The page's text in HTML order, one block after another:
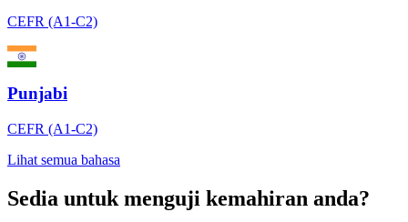
CEFR (A1-C2)
Punjabi
CEFR (A1-C2)
Lihat semua bahasa
Sedia untuk menguji kemahiran anda?